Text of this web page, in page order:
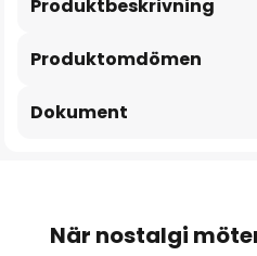
Produktbeskrivning
Produktomdömen
Dokument
När nostalgi